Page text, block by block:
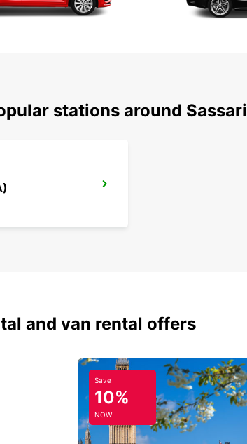
stations around Sassari
and van rental offers
Save
10%
NOW